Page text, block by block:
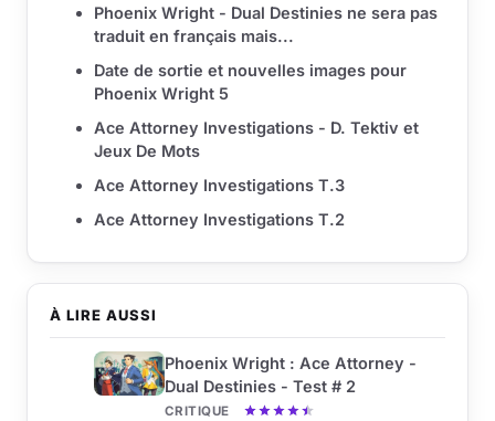
À LIRE AUSSI
Phoenix Wright : Ace Attorney -
Dual Destinies - Test # 2
CRITIQUE
Phoenix Wright - Dual Destinies ne sera pas
traduit en français mais...
Date de sortie et nouvelles images pour
Phoenix Wright 5
Ace Attorney Investigations - D. Tektiv et
Jeux De Mots
Ace Attorney Investigations T.3
Ace Attorney Investigations T.2